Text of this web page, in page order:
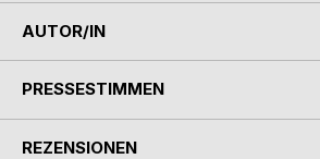
AUTOR/IN
PRESSESTIMMEN
REZENSIONEN